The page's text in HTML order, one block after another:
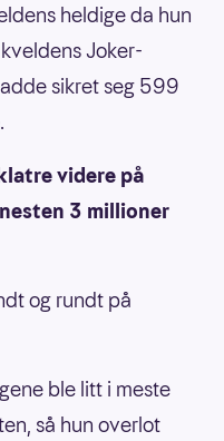
heldige da hun
Joker-
sikret seg 599
videre på
3 millioner
og rundt på
ble litt i meste
så hun overlot